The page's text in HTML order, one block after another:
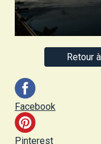
Retour
Facebook
Pinterest